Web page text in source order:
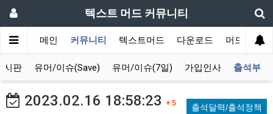
텍스트 머드 커뮤니티
메인 커뮤니티 텍스트머드 다운로드 머드 잡담
시판 유머/이슈(Save) 유머/이슈(7일) 가입인사 출석부
2023.02.16 18:58:23 + 5 출석달력/출석정책